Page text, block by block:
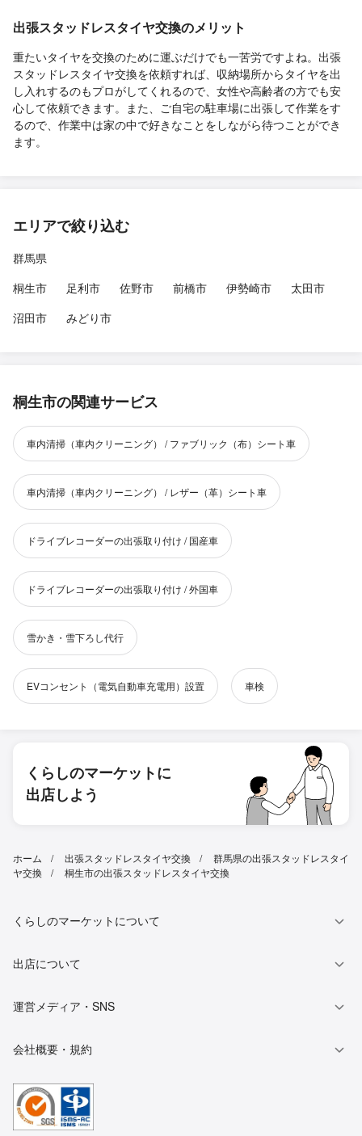
出張スタッドレスタイヤ交換のメリット
重たいタイヤを交換のために運ぶだけでも一苦労ですよね。出張
スタッドレスタイヤ交換を依頼すれば、収納場所からタイヤを出
し入れするのもプロがしてくれるので、女性や高齢者の方でも安
心して依頼できます。また、ご自宅の駐車場に出張して作業をす
るので、作業中は家の中で好きなことをしながら待つことができ
ます。
エリアで絞り込む
群馬県
桐生市
足利市 佐野市 前橋市 伊勢崎市
太田市
沼田市
みどり市
桐生市の関連サービス
車内清掃（車内クリーニング） / ファブリック（布）シート車
車内清掃（車内クリーニング） / レザー（革）シート車
ドライブレコーダーの出張取り付け / 国産車
ドライブレコーダーの出張取り付け / 外国車
雪かき・雪下ろし代行
EVコンセント（電気自動車充電用）設置 車検
くらしのマーケットに
出店しよう
ホーム 出張スタッドレスタイヤ交換
群馬県の出張スタッドレスタイ
ヤ交換
桐生市の出張スタッドレスタイヤ交換
くらしのマーケットについて
出店について
運営メディア・SNS
会社概要・規約